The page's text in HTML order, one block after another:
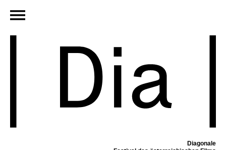
Diagonale